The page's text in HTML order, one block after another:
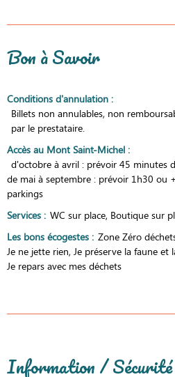
Bon à Savoir
Conditions d'annulation :
Billets non annulables, non
par le prestataire.
Accès au Mont Saint-Michel :
d'octobre à avril : prévoir 45 minutes
de mai à septembre : prévoir 1h30 ou
parkings
Services : WC sur place Boutique sur
Les bons écogestes : Zone Zéro
Je ne jette rien Je préserve la faune et
Je repars avec mes déchets
Information / Sécurité